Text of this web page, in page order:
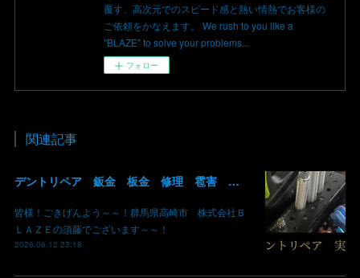
覆す、高次元でのスピード感と熱い情熱でお客様の
ご依頼をかなえます。 We rush to you like a
"BLAZE" to solve your problems...
フォロー
関連記事
デントリペア 鈑金 板金 修理 雹害 ヒョウ 埼玉県 入間市 飯能市 神奈川県 横浜市 入庫可能 即 修理 群馬 高崎
皆様！ごきげんよう～～！群馬県高崎市 株式会社Ｂ
ＬＡＺＥの須藤でございます～～！
2026.06.12 23:18